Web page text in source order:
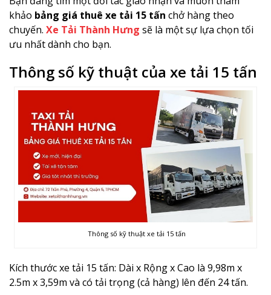
khảo bảng giá thuê xe tải 15 tấn chở hàng theo
chuyến. Xe Tải Thành Hưng sẽ là một sự lựa chọn tối
ưu nhất dành cho bạn.
Thông số kỹ thuật của xe tải 15 tấn
Thông số kỹ thuật xe tải 15 tấn
Kích thước xe tải 15 tấn: Dài x Rộng x Cao là 9,98m x
2.5m x 3,59m và có tải trọng (cả hàng) lên đến 24 tấn.